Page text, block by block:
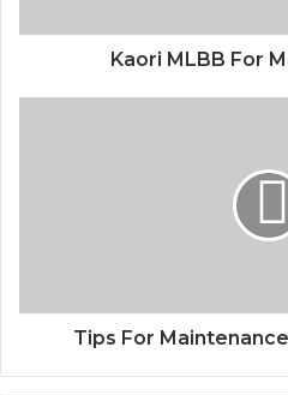
Kaori MLBB For
Tips For